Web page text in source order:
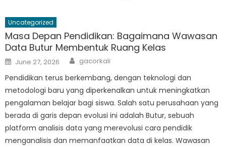
Uncategorized
Masa Depan Pendidikan: Bagaimana Wawasan
Data Butur Membentuk Ruang Kelas
Posted
on
June 27, 2026 Author
gacorkali
Pendidikan terus berkembang, dengan teknologi dan
metodologi baru yang diperkenalkan untuk meningkatkan
pengalaman belajar bagi siswa. Salah satu perusahaan yang
berada di garis depan evolusi ini adalah Butur, sebuah
platform analisis data yang merevolusi cara pendidik
menganalisis dan memanfaatkan data di kelas. Wawasan